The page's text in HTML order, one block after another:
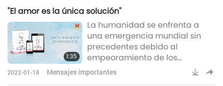
Benevolencia de Dios y/o por
dañar Su creación. Sé vegano /
haz la paz / haz buenas obras,
¡para evitar el castigo del
infierno! ~ Maestra Suprema
Ching Hai (vegana)
"El amor es la única solución"
1:35
La humanidad se enfrenta a
una emergencia mundial sin
precedentes debido al
empeoramiento de los
desastres del cambio climático,
la pandemia, los conflictos y la
2022-01-18 Mensajes importantes